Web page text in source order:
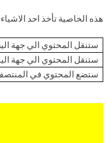
هذه الخاصية تأخذ احد الاشياء
ستنقل المحتوي الي جهة
ستنقل المحتوي الي جهة
ستضع المحتوي في